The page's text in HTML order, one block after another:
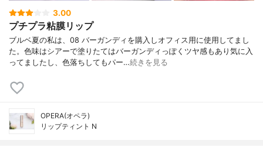
3.00
プチプラ粘膜リップ
ブルベ夏の私は、08 バーガンディを購入しオフィス用に使用してまし
た。色味はシアーで塗りたてはバーガンディっぽくツヤ感もあり気に入
ってましたし、色落ちしてもパー…続きを見る
OPERA(オペラ)
リップティント N